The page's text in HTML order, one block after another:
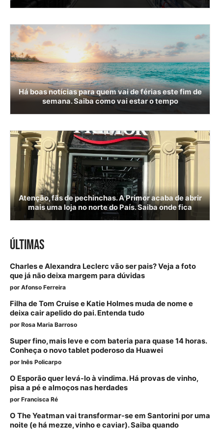
Há boas notícias para quem vai de férias este fim de
semana. Saiba como vai estar o tempo
Atenção, fãs de pechinchas. A Primor acaba de abrir
mais uma loja no norte do País. Saiba onde fica
ÚLTIMAS
Charles e Alexandra Leclerc vão ser pais? Veja a foto
que já não deixa margem para dúvidas
por Afonso Ferreira
Filha de Tom Cruise e Katie Holmes muda de nome e
deixa cair apelido do pai. Entenda tudo
por Rosa Maria Barroso
Super fino, mais leve e com bateria para quase 14 horas.
Conheça o novo tablet poderoso da Huawei
por Inês Policarpo
O Esporão quer levá-lo à vindima. Há provas de vinho,
pisa a pé e almoços nas herdades
por Francisca Ré
O The Yeatman vai transformar-se em Santorini por uma
noite (e há mezze, vinho e caviar). Saiba quando